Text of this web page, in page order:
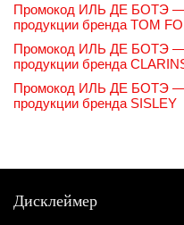
Промокод ИЛЬ ДЕ БОТЭ —
продукции бренда TOM
Промокод ИЛЬ ДЕ БОТЭ —
продукции бренда
Промокод ИЛЬ ДЕ БОТЭ —
продукции бренда SISLEY
Дисклеймер